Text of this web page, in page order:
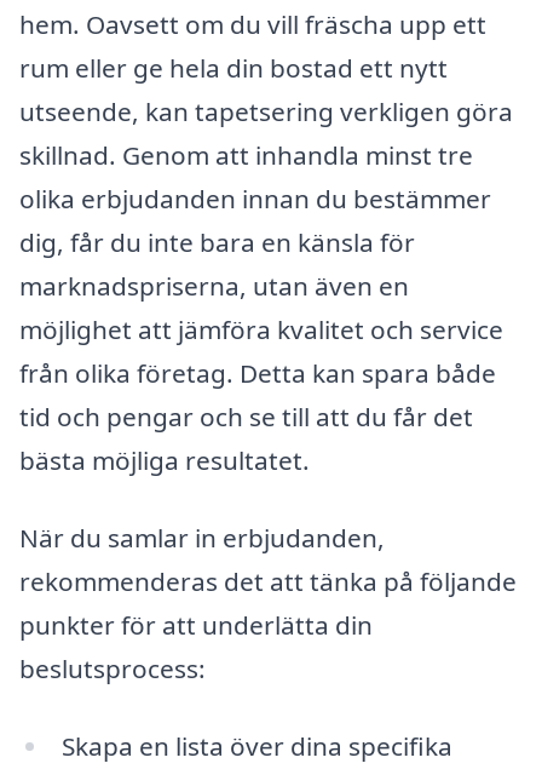
hem. Oavsett om du vill fräscha upp ett
rum eller ge hela din bostad ett nytt
utseende, kan tapetsering verkligen göra
skillnad. Genom att inhandla minst tre
olika erbjudanden innan du bestämmer
dig, får du inte bara en känsla för
marknadspriserna, utan även en
möjlighet att jämföra kvalitet och service
från olika företag. Detta kan spara både
tid och pengar och se till att du får det
bästa möjliga resultatet.
När du samlar in erbjudanden,
rekommenderas det att tänka på följande
punkter för att underlätta din
beslutsprocess:
Skapa en lista över dina specifika